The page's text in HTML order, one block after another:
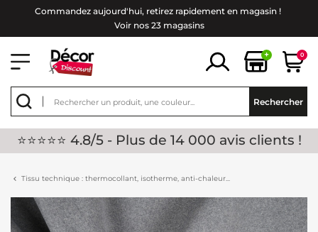
Commandez aujourd'hui, retirez rapidement en magasin !
Voir nos 23 magasins
+ 0
Rechercher
⭐⭐⭐⭐⭐ 4.8/5 - Plus de 14 000 avis clients !
Tissu technique : thermocollant, isotherme, anti-chaleur...